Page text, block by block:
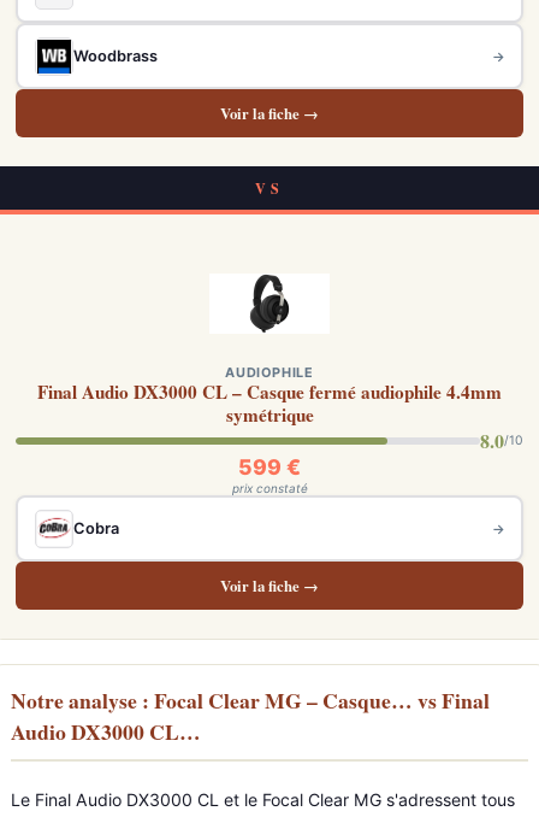
Woodbrass →
Voir la fiche →
VS
AUDIOPHILE
Final Audio DX3000 CL – Casque fermé audiophile 4.4mm
symétrique
8.0/10
599 €
prix constaté
Cobra →
Voir la fiche →
Notre analyse : Focal Clear MG – Casque… vs Final
Audio DX3000 CL…
Le Final Audio DX3000 CL et le Focal Clear MG s'adressent tous